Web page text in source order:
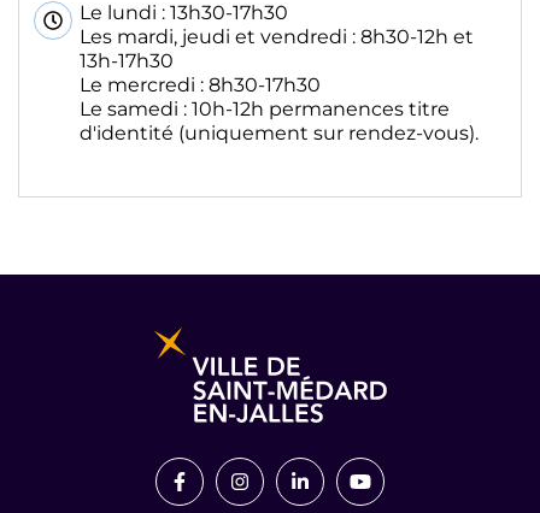
Le lundi : 13h30-17h30
Les mardi, jeudi et vendredi : 8h30-12h et
13h-17h30
Le mercredi : 8h30-17h30
Le samedi : 10h-12h permanences titre
d'identité (uniquement sur rendez-vous).
Lien vers le compte Facebook
Lien vers le compte Instagram
Lien vers le compte
Lien vers la